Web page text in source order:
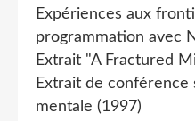
Expériences aux
programmation avec
Extrait "A Fractured
Extrait de conférence
mentale (1997)